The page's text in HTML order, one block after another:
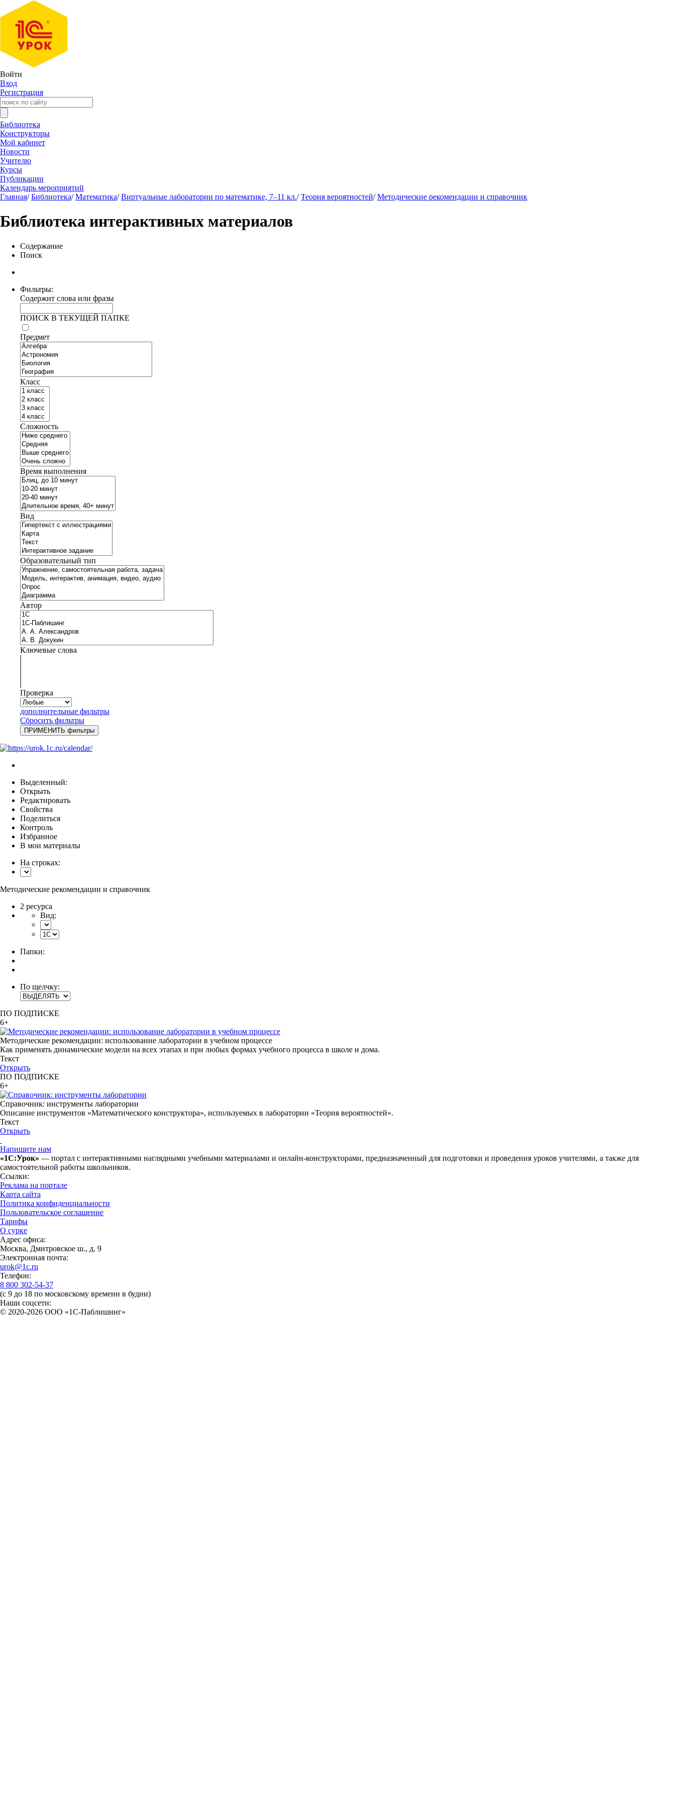
Войти
Вход
Регистрация
Библиотека
Конструкторы
Мой кабинет
Новости
Учителю
Курсы
Публикации
Календарь мероприятий
Главная/ Библиотека/ Математика/ Виртуальные лаборатории по математике, 7–11 кл./ Теория вероятностей/ Методические рекомендации и справочник
Библиотека интерактивных материалов
Содержание
Поиск
Фильтры:
Содержит слова или фразы
ПОИСК В ТЕКУЩЕЙ ПАПКЕ
Предмет
Класс
Сложность
Время выполнения
Вид
Образовательный тип
Автор
Ключевые слова
Проверка
дополнительные фильтры
Сбросить фильтры
Выделенный:
Открыть
Редактировать
Свойства
Поделиться
Контроль
Избранное
В мои материалы
На строках:
Методические рекомендации и справочник
2 ресурса
Вид:
Папки:
По щелчку:
ПО ПОДПИСКЕ
6+
Методические рекомендации: использование лаборатории в учебном процессе
Как применять динамические модели на всех этапах и при любых формах учебного процесса в школе и дома.
Текст
Открыть
ПО ПОДПИСКЕ
6+
Справочник: инструменты лаборатории
Описание инструментов «Математического конструктора», используемых в лаборатории «Теория вероятностей».
Текст
Открыть
Напишите нам
«1С:Урок» — портал с интерактивными наглядными учебными материалами и онлайн-конструкторами, предназначенный для подготовки и проведения уроков учителями, а также для
самостоятельной работы школьников.
Ссылки:
Реклама на портале
Карта сайта
Политика конфиденциальности
Пользовательское соглашение
Тарифы
О сурке
Адрес офиса:
Москва, Дмитровское ш., д. 9
Электронная почта:
urok@1c.ru
Телефон:
8 800 302-54-37
(с 9 до 18 по московскому времени в будни)
Наши соцсети:
© 2020-2026 OOO «1С-Паблишинг»